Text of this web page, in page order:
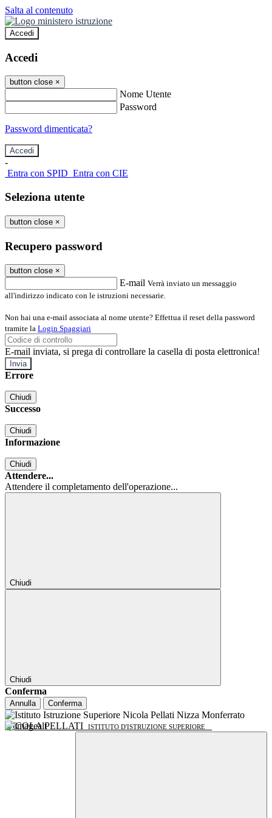
Salta al contenuto
Accedi
Accedi
button close ×
Nome Utente
Password
Password dimenticata?
-
Entra con SPID Entra con CIE
Seleziona utente
button close ×
Recupero password
button close ×
E-mail Verrà inviato un messaggio
all'indirizzo indicato con le istruzioni necessarie.
Non hai una e-mail associata al nome utente? Effettua il reset della password
tramite la Login Spaggiari
E-mail inviata, si prega di controllare la casella di posta elettronica!
Errore
Chiudi
Successo
Chiudi
Informazione
Chiudi
Attendere...
Attendere il completamento dell'operazione...
Chiudi
Chiudi
Conferma
Annulla Conferma
NICOLA PELLATI ISTITUTO D'ISTRUZIONE SUPERIORE